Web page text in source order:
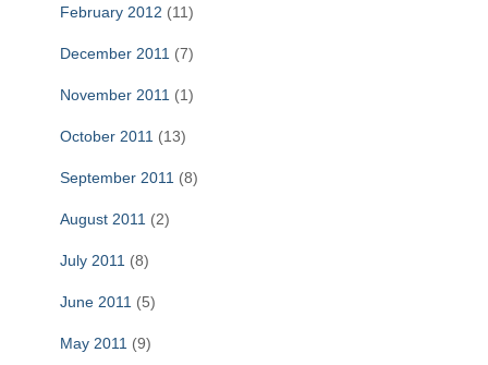
February 2012 (11)
December 2011 (7)
November 2011 (1)
October 2011 (13)
September 2011 (8)
August 2011 (2)
July 2011 (8)
June 2011 (5)
May 2011 (9)